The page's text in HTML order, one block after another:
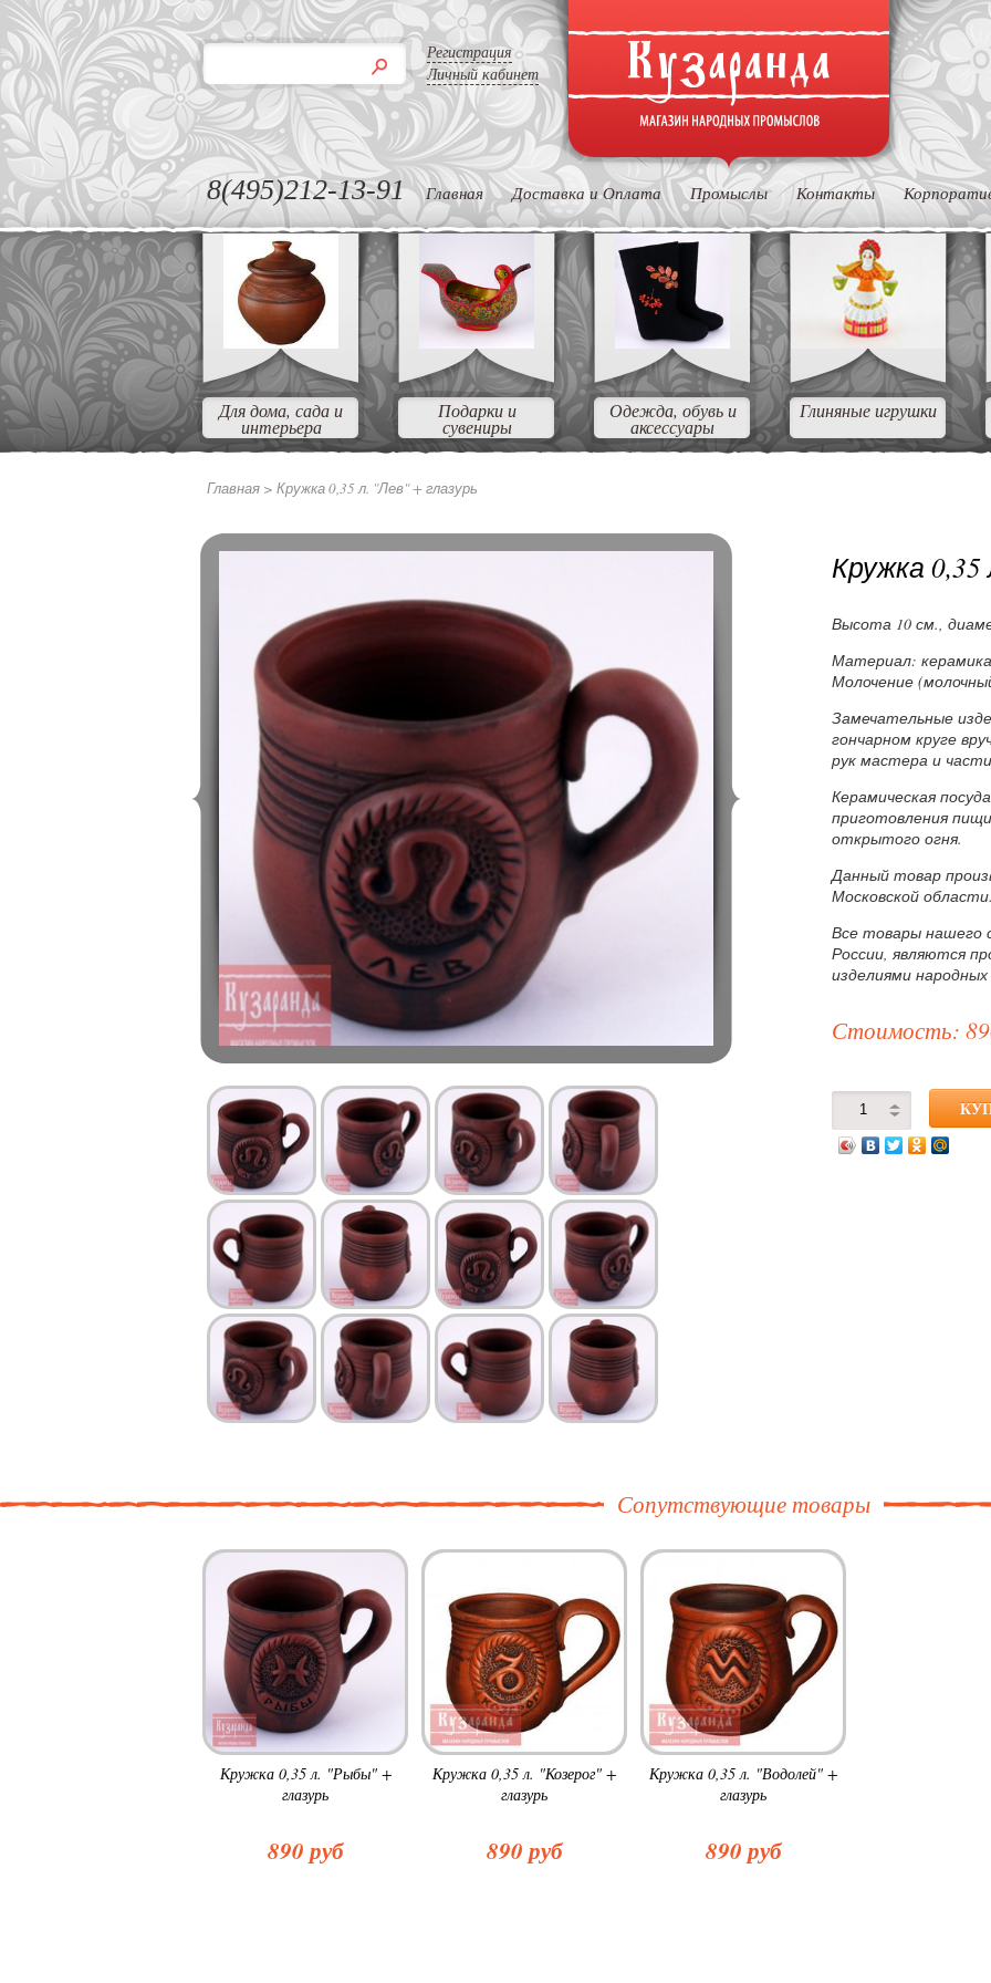
Регистрация
Личный кабинет
8(495)212-13-91 Главная Доставка и Оплата Промыслы Контакты
Для дома, сада и
интерьера
Подарки и
сувениры
Одежда, обувь и
аксессуары
Глиняные игрушки
Главная > Кружка 0,35 л. "Лев" + глазурь
Кружка
Высота 10 см.,
Материал:
Молочение
Замечательные
гончарном круге
рук мастера и
Керамическая
приготовления пищи
открытого огня.
Данный товар
Московской области.
Все товары нашего
России, являются
изделиями
Стоимость:
Сопутствующие товары
Кружка 0,35 л. "Рыбы" +
глазурь
890 руб
Кружка 0,35 л. "Козерог" +
глазурь
890 руб
Кружка 0,35 л. "Водолей" +
глазурь
890 руб